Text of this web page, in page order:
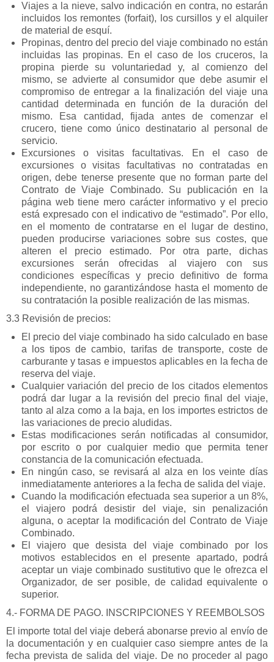
Viajes a la nieve, salvo indicación en contra, no estarán
incluidos los remontes (forfait), los cursillos y el alquiler
de material de esquí.
Propinas, dentro del precio del viaje combinado no están
incluidas las propinas. En el caso de los cruceros, la
propina pierde su voluntariedad y, al comienzo del
mismo, se advierte al consumidor que debe asumir el
compromiso de entregar a la finalización del viaje una
cantidad determinada en función de la duración del
mismo. Esa cantidad, fijada antes de comenzar el
crucero, tiene como único destinatario al personal de
servicio.
Excursiones o visitas facultativas. En el caso de
excursiones o visitas facultativas no contratadas en
origen, debe tenerse presente que no forman parte del
Contrato de Viaje Combinado. Su publicación en la
página web tiene mero carácter informativo y el precio
está expresado con el indicativo de “estimado”. Por ello,
en el momento de contratarse en el lugar de destino,
pueden producirse variaciones sobre sus costes, que
alteren el precio estimado. Por otra parte, dichas
excursiones serán ofrecidas al viajero con sus
condiciones específicas y precio definitivo de forma
independiente, no garantizándose hasta el momento de
su contratación la posible realización de las mismas.
3.3 Revisión de precios:
El precio del viaje combinado ha sido calculado en base
a los tipos de cambio, tarifas de transporte, coste de
carburante y tasas e impuestos aplicables en la fecha de
reserva del viaje.
Cualquier variación del precio de los citados elementos
podrá dar lugar a la revisión del precio final del viaje,
tanto al alza como a la baja, en los importes estrictos de
las variaciones de precio aludidas.
Estas modificaciones serán notificadas al consumidor,
por escrito o por cualquier medio que permita tener
constancia de la comunicación efectuada.
En ningún caso, se revisará al alza en los veinte días
inmediatamente anteriores a la fecha de salida del viaje.
Cuando la modificación efectuada sea superior a un 8%,
el viajero podrá desistir del viaje, sin penalización
alguna, o aceptar la modificación del Contrato de Viaje
Combinado.
El viajero que desista del viaje combinado por los
motivos establecidos en el presente apartado, podrá
aceptar un viaje combinado sustitutivo que le ofrezca el
Organizador, de ser posible, de calidad equivalente o
superior.
4.- FORMA DE PAGO. INSCRIPCIONES Y REEMBOLSOS
El importe total del viaje deberá abonarse previo al envío de
la documentación y en cualquier caso siempre antes de la
fecha prevista de salida del viaje. De no proceder al pago